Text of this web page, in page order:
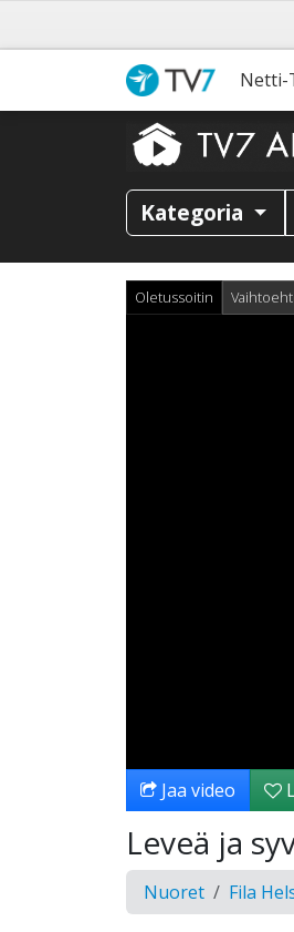
Netti-
Kategoria
Oletussoitin
Jaa video
Leveä ja
Nuoret Fila